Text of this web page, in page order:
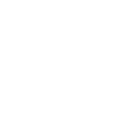
و پشتیبانی و سئو توسط :